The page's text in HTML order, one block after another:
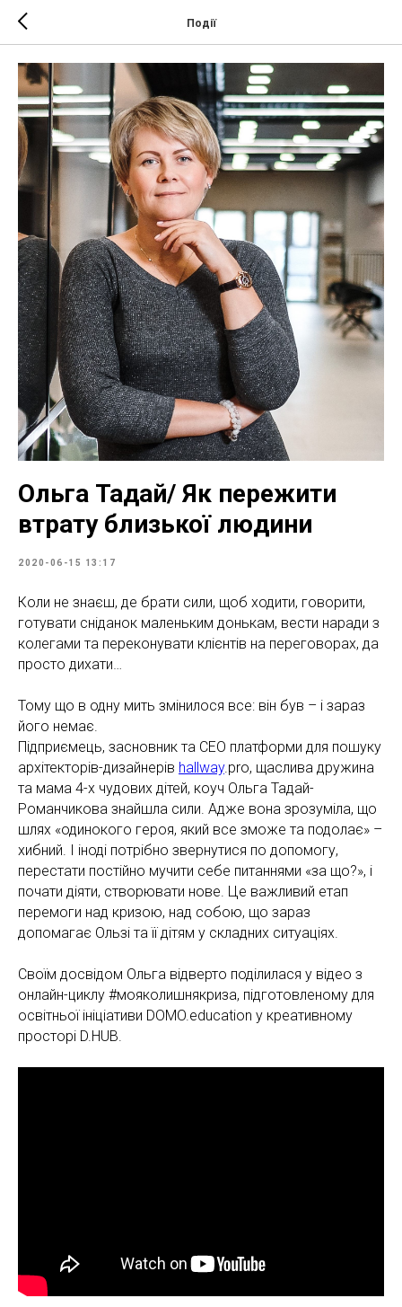
Події
Ольга Тадай/ Як пережити
втрату близької людини
2020-06-15 13:17
Коли не знаєш, де брати сили, щоб ходити, говорити,
готувати сніданок маленьким донькам, вести наради з
колегами та переконувати клієнтів на переговорах, да
просто дихати…
Тому що в одну мить змінилося все: він був – і зараз
його немає.
Підприємець, засновник та СЕО платформи для пошуку
архітекторів-дизайнерів hallway.pro, щаслива дружина
та мама 4-х чудових дітей, коуч Ольга Тадай-
Романчикова знайшла сили. Адже вона зрозуміла, що
шлях «одинокого героя, який все зможе та подолає» –
хибний. І іноді потрібно звернутися по допомогу,
перестати постійно мучити себе питаннями «за що?», і
почати діяти, створювати нове. Це важливий етап
перемоги над кризою, над собою, що зараз
допомагає Ользі та її дітям у складних ситуаціях.
Своїм досвідом Ольга відверто поділилася у відео з
онлайн-циклу #мояколишнякриза, підготовленому для
освітньої ініціативи DOMO.education у креативному
просторі D.HUB.